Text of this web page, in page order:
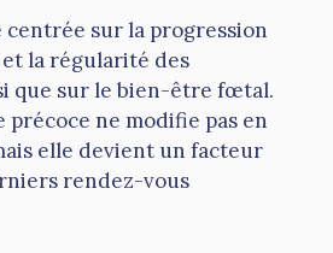
sur la progression
la régularité des
que sur le bien-être fœtal.
ne modifie pas en
elle devient un facteur
rendez-vous